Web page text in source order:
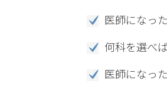
医師になっ
何科を選べ
医師になっ